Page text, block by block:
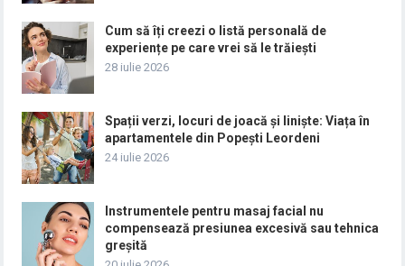
Cum să îți creezi o listă personală de
experiențe pe care vrei să le trăiești
28 iulie 2026
Spații verzi, locuri de joacă și liniște: Viața în
apartamentele din Popești Leordeni
24 iulie 2026
Instrumentele pentru masaj facial nu
compensează presiunea excesivă sau tehnica
greșită